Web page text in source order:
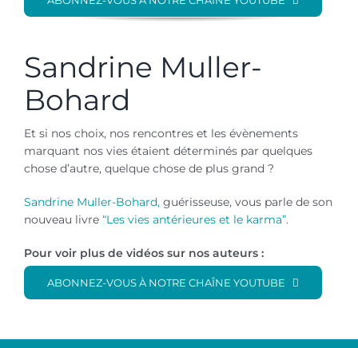
Sandrine Muller-
Bohard
Et si nos choix, nos rencontres et les évènements
marquant nos vies étaient déterminés par quelques
chose d’autre, quelque chose de plus grand ?
Sandrine Muller-Bohard,guérisseuse, vous parle de son
nouveau livre “Les vies antérieures et le karma”.
Pour voir plus de vidéos sur nos auteurs :
ABONNEZ-VOUS À NOTRE CHAÎNE YOUTUBE